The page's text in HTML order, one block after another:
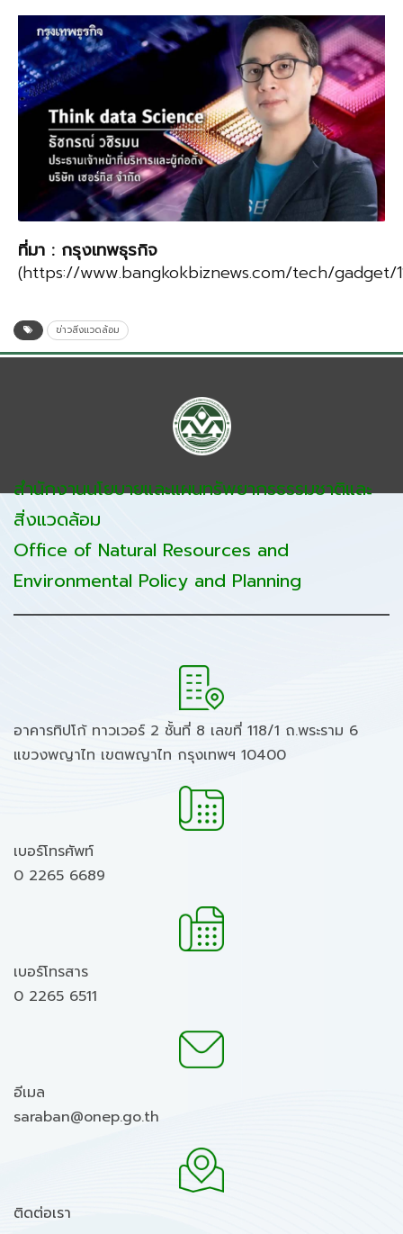
ที่มา : กรุงเทพธุรกิจ
(https://www.bangkokbiznews.com/tech/gadget/
ข่าวสิ่งแวดล้อม
สำนักงานนโยบายและแผนทรัพยากรธรรมชาติและ
สิ่งแวดล้อม
Office of Natural Resources and
Environmental Policy and Planning
อาคารทิปโก้ ทาวเวอร์ 2 ชั้นที่ 8 เลขที่ 118/1 ถ.พระราม 6
แขวงพญาไท เขตพญาไท กรุงเทพฯ 10400
เบอร์โทรศัพท์
0 2265 6689
เบอร์โทรสาร
0 2265 6511
อีเมล
saraban@onep.go.th
ติดต่อเรา